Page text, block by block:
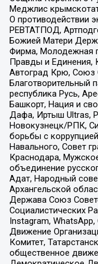
Меджлис
О противодействии
РЕВТАТПОД,
Божией Матери
Фирма, Молодежная
Правды и Единения,
Автоград Крю, Союз
Благотворительный
республика Русь,
Башкорт, Нация и
Дафа, Иртыш Ultras,
Новокузнецк/РПК,
борьбы с
Навального, Совет
Краснодара,
объединение
Адат, Народный
Архангельской
Держава Союз
Социалистических
Instagram,
Движение
Комитет,
общественное